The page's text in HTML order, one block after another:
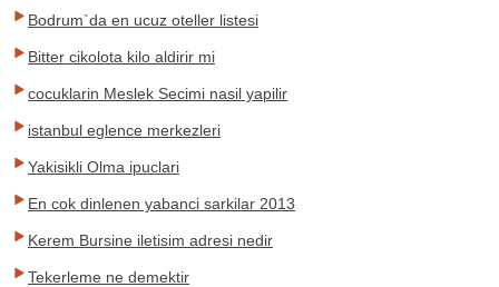
Bodrum`da en ucuz oteller listesi
Bitter cikolota kilo aldirir mi
cocuklarin Meslek Secimi nasil yapilir
istanbul eglence merkezleri
Yakisikli Olma ipuclari
En cok dinlenen yabanci sarkilar 2013
Kerem Bursine iletisim adresi nedir
Tekerleme ne demektir